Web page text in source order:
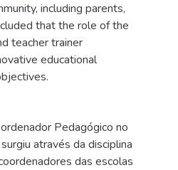
including parents,
that the role of the
teacher trainer
educational
Pedagógico no
através da disciplina
das escolas